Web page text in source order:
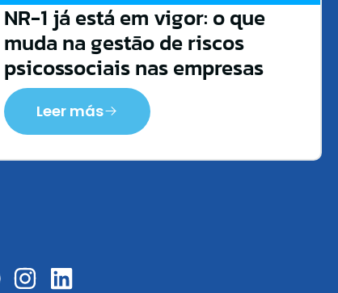
NR-1 já está em vigor: o que
muda na gestão de riscos
psicossociais nas empresas
Leer más